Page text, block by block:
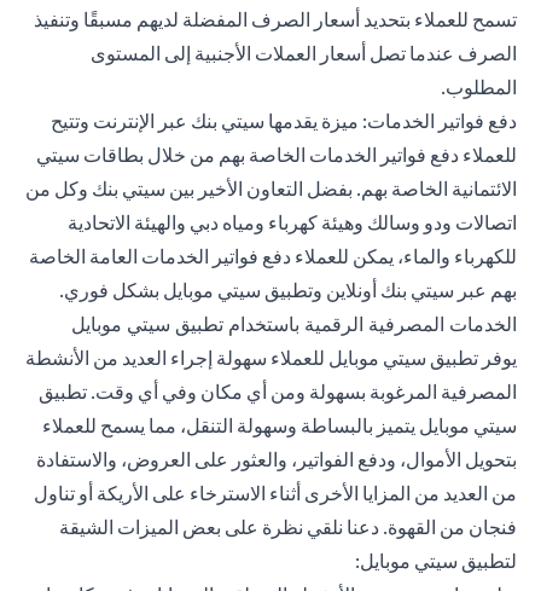
تسمح للعملاء بتحديد أسعار الصرف المفضلة لديهم مسبقًا وتنفيذ
الصرف عندما تصل أسعار العملات الأجنبية إلى المستوى
المطلوب.
دفع فواتير الخدمات: ميزة يقدمها سيتي بنك عبر الإنترنت وتتيح
للعملاء دفع فواتير الخدمات الخاصة بهم من خلال بطاقات سيتي
الائتمانية الخاصة بهم. بفضل التعاون الأخير بين سيتي بنك وكل من
اتصالات ودو وسالك وهيئة كهرباء ومياه دبي والهيئة الاتحادية
للكهرباء والماء، يمكن للعملاء دفع فواتير الخدمات العامة الخاصة
بهم عبر سيتي بنك أونلاين وتطبيق سيتي موبايل بشكل فوري.
الخدمات المصرفية الرقمية باستخدام تطبيق سيتي موبايل
يوفر تطبيق سيتي موبايل للعملاء سهولة إجراء العديد من الأنشطة
المصرفية المرغوبة بسهولة ومن أي مكان وفي أي وقت. تطبيق
سيتي موبايل يتميز بالبساطة وسهولة التنقل، مما يسمح للعملاء
بتحويل الأموال، ودفع الفواتير، والعثور على العروض، والاستفادة
من العديد من المزايا الأخرى أثناء الاسترخاء على الأريكة أو تناول
فنجان من القهوة. دعنا نلقي نظرة على بعض الميزات الشيقة
لتطبيق سيتي موبايل: